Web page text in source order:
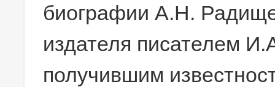
биографии А.Н.
издателя писателем
получившим